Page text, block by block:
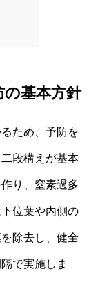
基本方針
ため、予防を
段構えが基本
り、窒素過多
位葉や内側の
除去し、健全
で実施しま